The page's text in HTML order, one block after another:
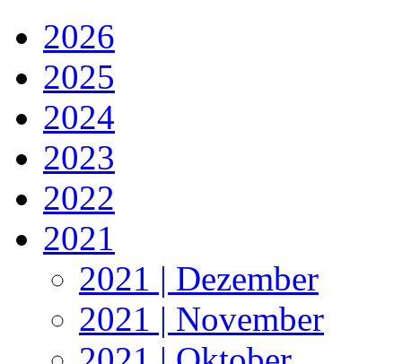
2026
2025
2024
2023
2022
2021
2021 | Dezember
2021 | November